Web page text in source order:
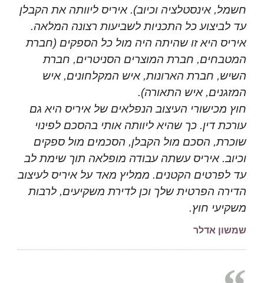
חשמל, אינסטלציה וכיוב). איריס ליוותה את הקבלן
עד לביצוע כל התכניות לשביעות רצונה המלאה.
איריס היא זו שהיתה היה מול כל הספקים (חברת
המטבחים, חברת המוצרים הסניטרים, חברת
השיש, חברת הארונות, איש המקלחונים, איש
המזגנים, איש התאורה).
חוץ מכישורי העיצוב הנפלאים של איריס היא גם
עורכת דין. כך שהיא ליוותה אותי בהסכם לפינוי
שוכרת, הסכם מול הקבלן, הסכמים מול ספקים
וכיוב. איריס עשתה עבודה מופלאה תוך שימת לב
עד לפרטים הקטנים. ממליץ מאד על איריס לעיצוב
הדירה הפרטית שלך וכן לדירת משקיעים, לרבות
משקיעי חוץ.
שמשון אדלר